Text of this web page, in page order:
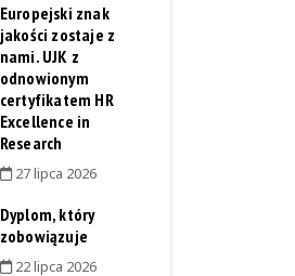
Europejski znak
jakości zostaje z
nami. UJK z
odnowionym
certyfikatem HR
Excellence in
Research
27 lipca 2026
Dyplom, który
zobowiązuje
22 lipca 2026